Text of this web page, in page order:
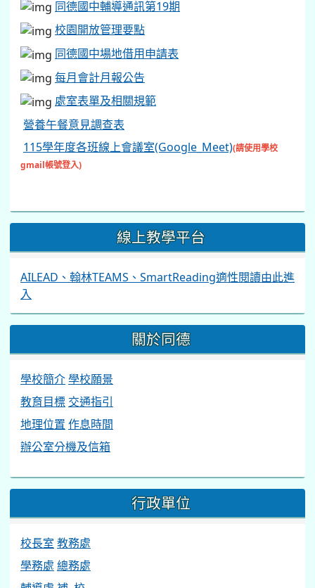
同德國中輔導通訊第19期
校園開放管理要點
同德國中場地借用申請表
每月會計月報公告
處室表單及相關規範
營養午餐意見調查表
115學年度各班線上會議室(Google_Meet)(請使用學校
gmail帳號登入)
線上教學平台
AILEAD、翰林TEAMS、SmartReading適性閱讀由此進
入
關於同德
學校簡介學校願景
教育目標 交通指引
地理位置 作息時間
辦公室分機及信箱
行政單位
校長室 教務處
學務處 總務處